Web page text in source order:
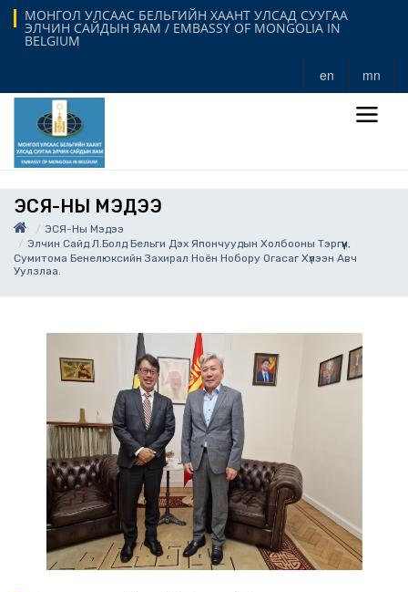
МОНГОЛ УЛСААС БЕЛЬГИЙН ХААНТ УЛСАД СУУГАА
ЭЛЧИН САЙДЫН ЯАМ / EMBASSY OF MONGOLIA IN
BELGIUM
en mn
ЭСЯ-НЫ МЭДЭЭ
ЭСЯ-Ны Мэдээ
Элчин Сайд Л.Болд Бельги Дэх Япончуудын Холбооны Тэргүүн,
Сумитома Бенелюксийн Захирал Ноён Нобору Огасаг Хүлээн Авч
Уулзлаа.